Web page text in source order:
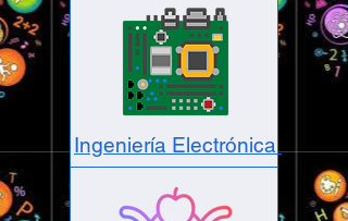
Ingeniería Electrónica